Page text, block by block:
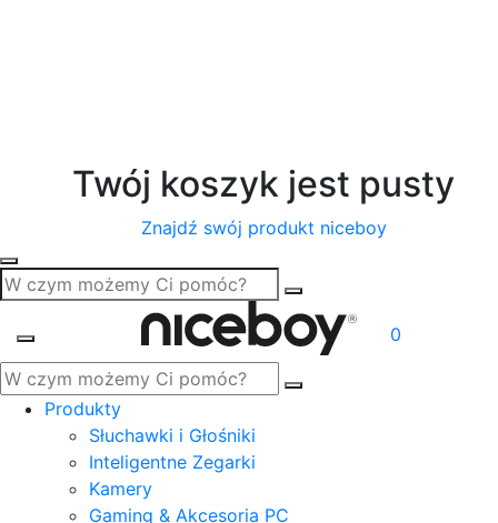
Twój koszyk jest pusty
Znajdź swój produkt niceboy
0
Produkty
Słuchawki i Głośniki
Inteligentne Zegarki
Kamery
Gaming & Akcesoria PC